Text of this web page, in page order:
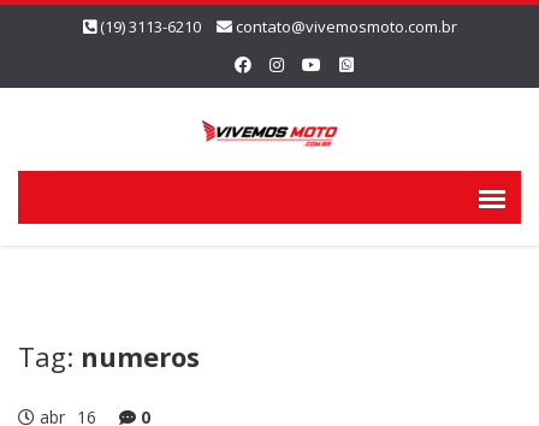
(19) 3113-6210 contato@vivemosmoto.com.br
Tag: numeros
abr 16 0